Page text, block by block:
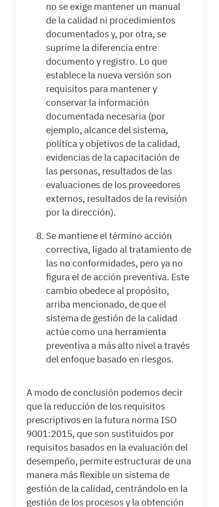
no se exige mantener un manual
de la calidad ni procedimientos
documentados y, por otra, se
suprime la diferencia entre
documento y registro. Lo que
establece la nueva versión son
requisitos para mantener y
conservar la información
documentada necesaria (por
ejemplo, alcance del sistema,
política y objetivos de la calidad,
evidencias de la capacitación de
las personas, resultados de las
evaluaciones de los proveedores
externos, resultados de la revisión
por la dirección).
Se mantiene el término acción
correctiva, ligado al tratamiento de
las no conformidades, pero ya no
figura el de acción preventiva. Este
cambio obedece al propósito,
arriba mencionado, de que el
sistema de gestión de la calidad
actúe como una herramienta
preventiva a más alto nivel a través
del enfoque basado en riesgos.
A modo de conclusión podemos decir
que la reducción de los requisitos
prescriptivos en la futura norma ISO
9001:2015, que son sustituidos por
requisitos basados en la evaluación del
desempeño, permite estructurar de una
manera más flexible un sistema de
gestión de la calidad, centrándolo en la
gestión de los procesos y la obtención